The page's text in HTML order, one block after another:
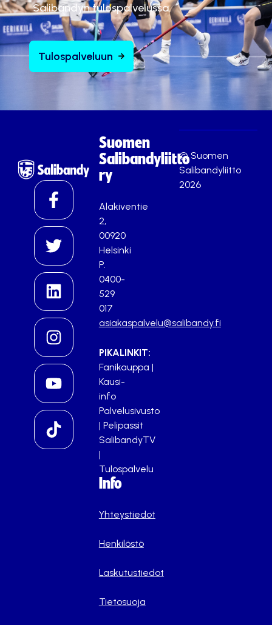
Salibandyn tulospalvelussa.
Tulospalveluun
Suomen
Salibandyliitto
ry
Alakiventie
2,
00920
Helsinki
P.
0400-
529
017
asiakaspalvelu@salibandy.fi
PIKALINKIT:
Fanikauppa |
Kausi-
info
Palvelusivusto
| Pelipassit
SalibandyTV
|
Tulospalvelu
Info
Yhteystiedot
Henkilöstö
Laskutustiedot
Tietosuoja
© Suomen
Salibandyliitto
2026